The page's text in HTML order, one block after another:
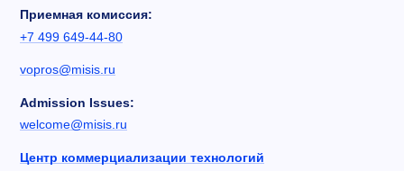
Приемная комиссия:
+7 499 649-44-80
vopros@misis.ru
Admission Issues:
welcome@misis.ru
Центр коммерциализации технологий